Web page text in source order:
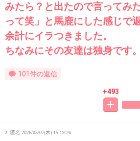
みたら？と出たので言ってみ
って笑」と馬鹿にした感じで
余計にイラつきました。
ちなみにその友達は独身です。
101件の返信
+493
2. 匿名 2026/05/07(木) 15:19:26